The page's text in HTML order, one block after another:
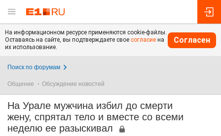
На информационном ресурсе применяются cookie-файлы.
Оставаясь на сайте, вы подтверждаете свое согласие на
их использование.
Согласен
Поиск по форумам
Общение Обсуждение новостей
На Урале мужчина избил до смерти
жену, спрятал тело и вместе со всеми
неделю ее разыскивал